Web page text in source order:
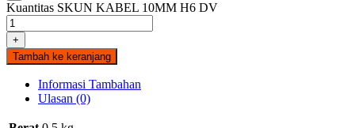
Kuantitas SKUN KABEL 10MM H6 DV
+
Tambah ke keranjang
Informasi Tambahan
Ulasan (0)